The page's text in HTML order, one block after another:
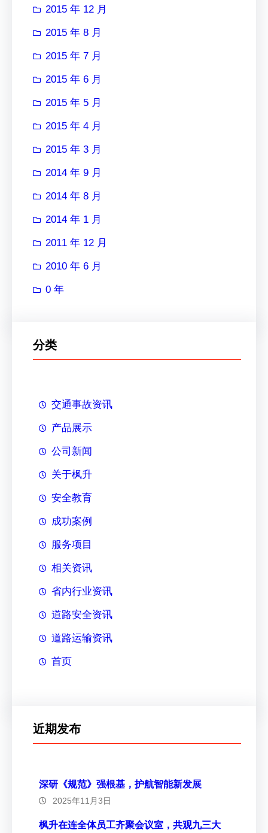
2015 年 12 月
2015 年 8 月
2015 年 7 月
2015 年 6 月
2015 年 5 月
2015 年 4 月
2015 年 3 月
2014 年 9 月
2014 年 8 月
2014 年 1 月
2011 年 12 月
2010 年 6 月
0 年
分类
交通事故资讯
产品展示
公司新闻
关于枫升
安全教育
成功案例
服务项目
相关资讯
省内行业资讯
道路安全资讯
道路运输资讯
首页
近期发布
深研《规范》强根基，护航智能新发展
2025年11月3日
枫升在连全体员工齐聚会议室，共观九三大